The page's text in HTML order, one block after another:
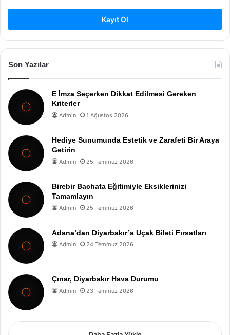
Kayıt Ol
Son Yazılar
E İmza Seçerken Dikkat Edilmesi Gereken
Kriterler
Admin 1 Ağustos 2026
Hediye Sunumunda Estetik ve Zarafeti Bir Araya
Getirin
Admin 25 Temmuz 2026
Birebir Bachata Eğitimiyle Eksiklerinizi
Tamamlayın
Admin 25 Temmuz 2026
Adana’dan Diyarbakır’a Uçak Bileti Fırsatları
Admin 24 Temmuz 2026
Çınar, Diyarbakır Hava Durumu
Admin 23 Temmuz 2026